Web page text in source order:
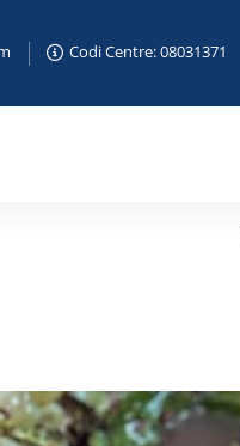
Codi Centre: 08031371